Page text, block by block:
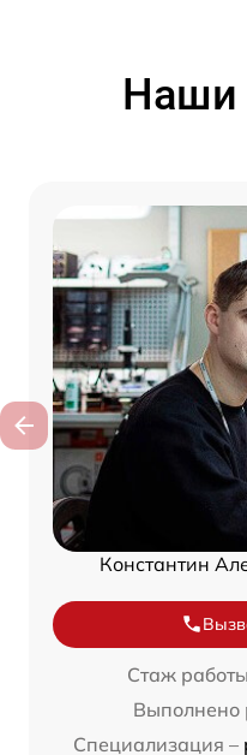
Наши
Константин
Стаж
Выполнено
Специализация –